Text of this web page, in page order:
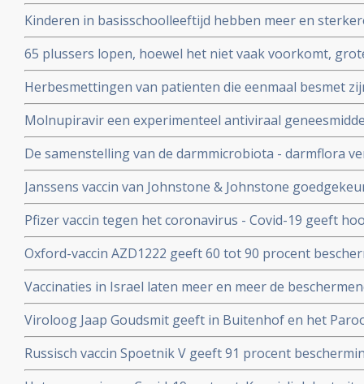
patienten en kan duizenden sterfgevallen
studie.
Kinderen in basisschoolleeftijd hebben meer en
besmet te zijn geweest met het coronavirus - Covid-19
65 plussers lopen, hoewel het niet vaak voorkomt,
besmetting met het coronavirus - Covid-19 dan
Herbesmettingen van patienten die eenmaal besmet
- Covid-19 komen zelden voor blijkt uit nieuwe
Molnupiravir een experimenteel antiviraal
virussen, waaronder coronavirussen en specifiek
coronavirus verdwenen bij alle deelnemende patienten.
De samenstelling van de darmmicrobiota - darmflora
COVID-19, vooral de functies in het darmmicrobioom
immuunreacties beinvloeden de ernst van de ziekte
Janssens vaccin van Johnstone & Johnstone
vaccin tegen het coronavirus.
Pfizer vaccin tegen het coronavirus - Covid-19 geeft
met 90 procent effectiviteit, maar er zijn nog veel
Oxford-vaccin AZD1222 geeft 60 tot 90 procent
Covid-19 zegt producent Astrazeneca in een
Vaccinaties in Israel laten meer en meer de
een maand meer jongeren opgenomen dan ouderen in
Viroloog Jaap Goudsmit geeft in Buitenhof en het
snel van de maatregelen afkomen. Vaccineer alle 60
Russisch vaccin Spoetnik V geeft 91 procent
procent bescherming tegen ernstig ziek worden. Blijkt